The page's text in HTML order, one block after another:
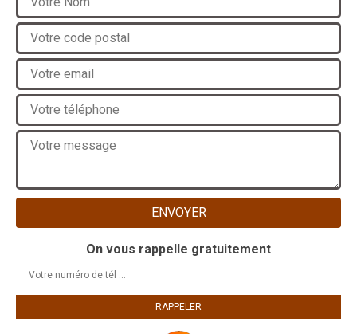
On vous rappelle gratuitement